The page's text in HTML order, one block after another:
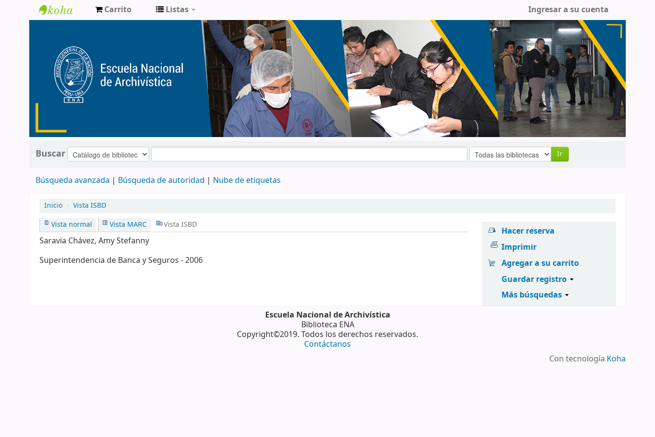
Biblioteca
ENA
Carrito Listas Ingresar a su cuenta
Buscar Ir
Búsqueda avanzada Búsqueda de autoridad Nube de etiquetas
Inicio › Vista ISBD
Vista normal
Vista MARC Vista ISBD
Saravia Chávez, Amy Stefanny
Superintendencia de Banca y Seguros - 2006
Hacer reserva
Imprimir
Agregar a su carrito
Guardar registro
Más búsquedas
Escuela Nacional de Archivística
Biblioteca ENA
Copyright©2019. Todos los derechos reservados.
Contáctanos
Con tecnología Koha